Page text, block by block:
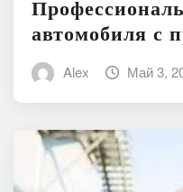
автомобиля с
Alex Май 3,